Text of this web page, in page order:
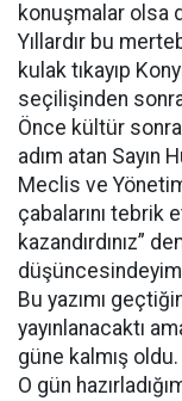
konuşmalar olsa
Yıllardır bu
kulak tıkayıp
seçilişinden
Önce kültür
adım atan Sayın
Meclis ve
çabalarını tebrik
kazandırdınız”
Bu yazımı
yayınlanacaktı
güne kalmış oldu.
O gün